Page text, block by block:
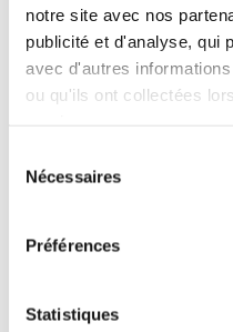
notre site avec nos
publicité et d'analyse, qui
avec d'autres
ou qu'ils ont collectées
Nécessaires
Préférences
Statistiques